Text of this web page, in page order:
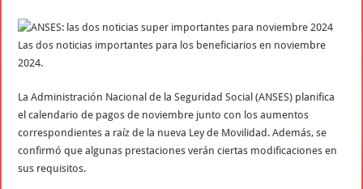
Las dos noticias importantes para los beneficiarios en noviembre
2024.
La Administración Nacional de la Seguridad Social (ANSES) planifica
el calendario de pagos de noviembre junto con los aumentos
correspondientes a raíz de la nueva Ley de Movilidad. Además, se
confirmó que algunas prestaciones verán ciertas modificaciones en
sus requisitos.